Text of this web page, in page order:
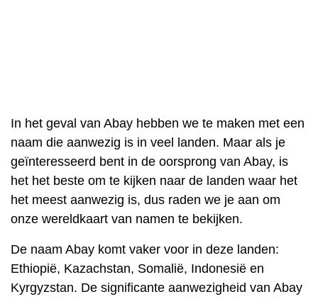
In het geval van Abay hebben we te maken met een
naam die aanwezig is in veel landen. Maar als je
geïnteresseerd bent in de oorsprong van Abay, is
het het beste om te kijken naar de landen waar het
het meest aanwezig is, dus raden we je aan om
onze wereldkaart van namen te bekijken.
De naam Abay komt vaker voor in deze landen:
Ethiopië, Kazachstan, Somalië, Indonesië en
Kyrgyzstan. De significante aanwezigheid van Abay